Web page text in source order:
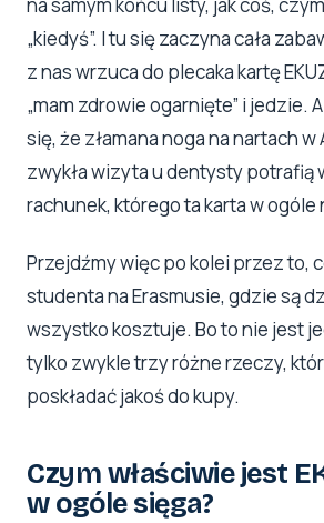
„kiedyś”. I tu się zaczyna cała
z nas wrzuca do plecaka kartę
„mam zdrowie ogarnięte” i jedzie.
się, że złamana noga na nartach w
zwykła wizyta u dentysty potrafią
rachunek, którego ta karta w ogóle
Przejdźmy więc po kolei przez to,
studenta na Erasmusie, gdzie są
wszystko kosztuje. Bo to nie jest
tylko zwykle trzy różne rzeczy,
poskładać jakoś do kupy.
Czym właściwie jest
w ogóle sięga?